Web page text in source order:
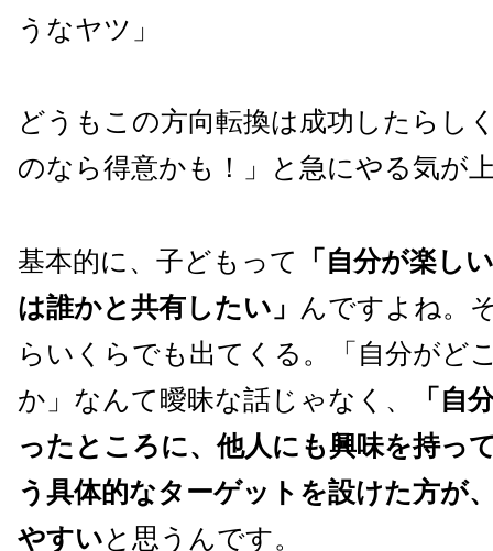
うなヤツ」
どうもこの方向転換は成功したらし
のなら得意かも！」と急にやる気が
基本的に、子どもって
「自分が楽し
は誰かと共有したい」 んですよね。
らいくらでも出てくる。「自分がど
か」なんて曖昧な話じゃなく、
「自
ったところに、他人にも興味を持っ
う具体的なターゲットを設けた方が
やすいと思うんです。